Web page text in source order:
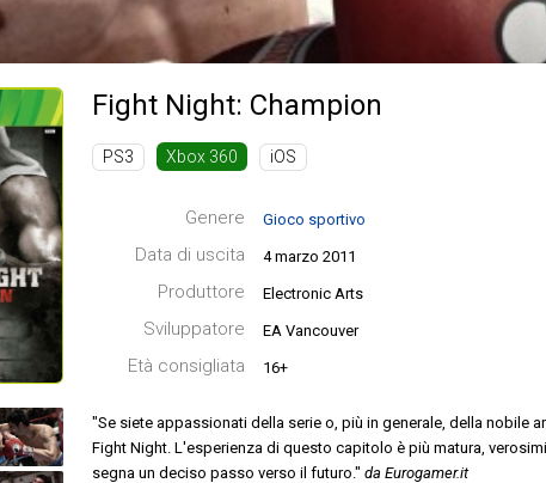
Fight Night: Champion
PS3 Xbox 360 iOS
Genere Gioco sportivo
Data di uscita 4 marzo 2011
Produttore Electronic Arts
Sviluppatore EA Vancouver
Età consigliata 16+
"Se siete appassionati della serie o, più in generale, della nobile
Fight Night. L'esperienza di questo capitolo è più matura,
segna un deciso passo verso il futuro." da Eurogamer.it